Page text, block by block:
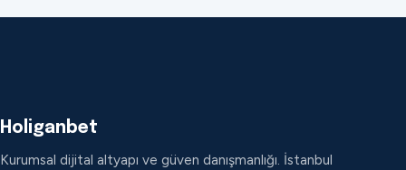
Holiganbet
Kurumsal dijital altyapı ve güven danışmanlığı. İstanbul